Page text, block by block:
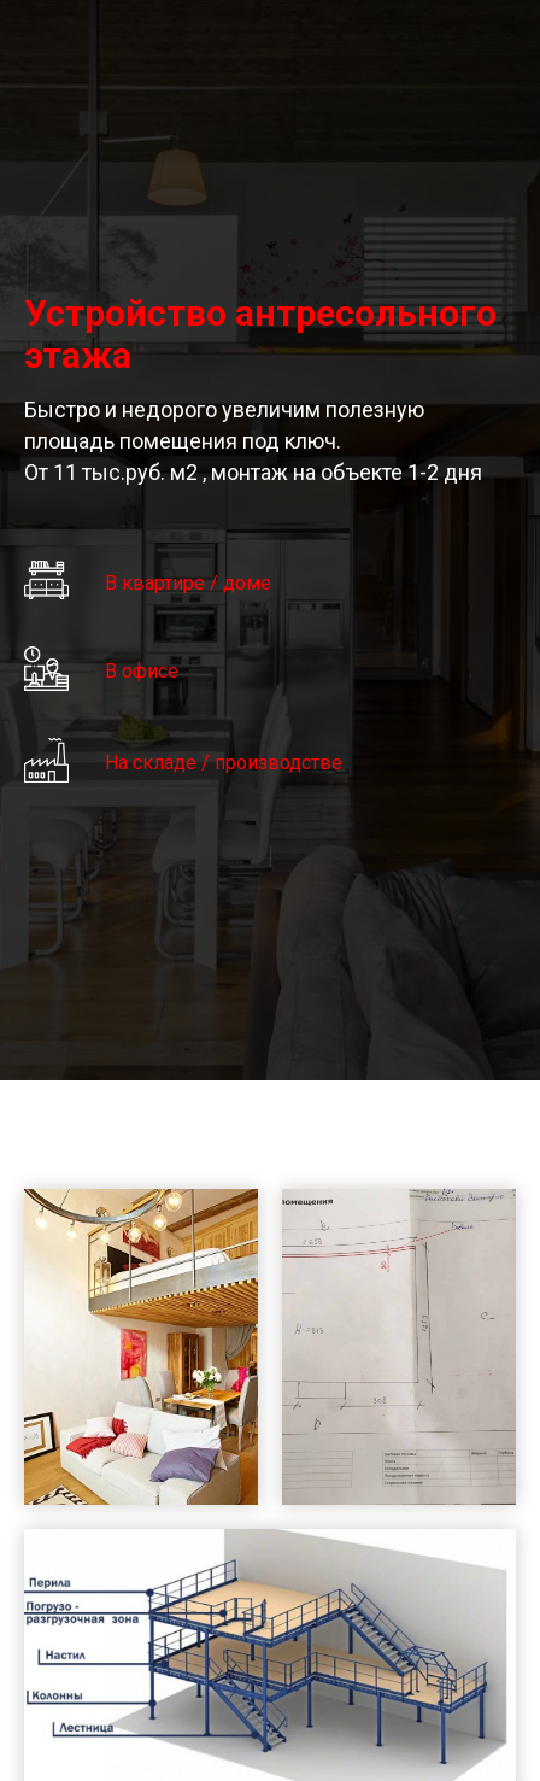
Устройство антресольного
этажа
Быстро и недорого увеличим полезную
площадь помещения под ключ.
От 11 тыс.руб. м2 , монтаж на объекте 1-2 дня
В квартире / доме
В офисе
На складе / производстве